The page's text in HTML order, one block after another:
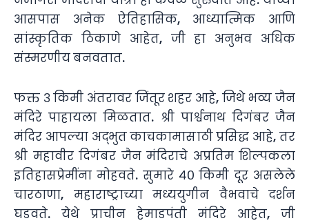
आसपास अनेक ऐतिहासिक, आध्यात्मिक आणि
सांस्कृतिक ठिकाणे आहेत, जी हा अनुभव अधिक
संस्मरणीय बनवतात.
फक्त ३ किमी अंतरावर जिंतूर शहर आहे, जिथे भव्य जैन
मंदिरे पाहायला मिळतात. श्री पार्श्वनाथ दिगंबर जैन
मंदिर आपल्या अद्भुत काचकामासाठी प्रसिद्ध आहे, तर
श्री महावीर दिगंबर जैन मंदिराचे अप्रतिम शिल्पकला
इतिहासप्रेमींना मोहवते. सुमारे ४० किमी दूर असलेले
चारठाणा, महाराष्ट्राच्या मध्ययुगीन वैभवाचे दर्शन
घडवते. येथे प्राचीन हेमाडपंती मंदिरे आहेत, जी